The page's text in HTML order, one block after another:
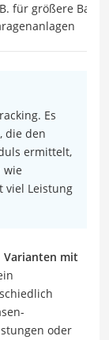
für größere
Es
die den
ermittelt,
wie
viel Leistung
Varianten mit
oder